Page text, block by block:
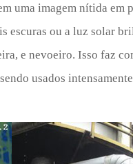
uma imagem nítida em
escuras ou a luz solar
e nevoeiro. Isso faz
usados